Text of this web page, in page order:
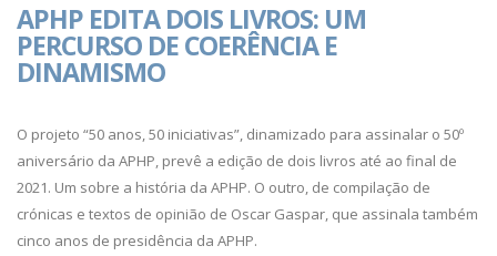
APHP EDITA DOIS LIVROS: UM
PERCURSO DE COERÊNCIA E
DINAMISMO
O projeto “50 anos, 50 iniciativas”, dinamizado para assinalar o 50º
aniversário da APHP, prevê a edição de dois livros até ao final de
2021. Um sobre a história da APHP. O outro, de compilação de
crónicas e textos de opinião de Oscar Gaspar, que assinala também
cinco anos de presidência da APHP.